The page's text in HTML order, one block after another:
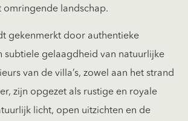
omringende landschap.
gekenmerkt door authentieke
subtiele gelaagdheid van natuurlijke
van de villa’s, zowel aan het strand
zijn opgezet als rustige en royale
licht, open uitzichten en de